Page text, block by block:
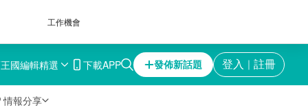
工作機會
國編輯精選 下載APP 發佈新話題 登入 ｜ 註冊
情報分享